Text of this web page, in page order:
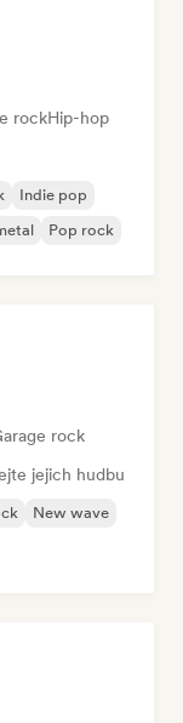
rockHip-hop
Indie pop
Pop rock
rock
jejich hudbu
New wave